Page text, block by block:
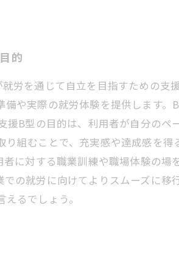
的
労を通じて自立を目指すための
や実際の就労体験を提供します
援B型の目的は、利用者が自分の
組むことで、充実感や達成感を
に対する職業訓練や職場体験の
の就労に向けてよりスムーズに
るでしょう。